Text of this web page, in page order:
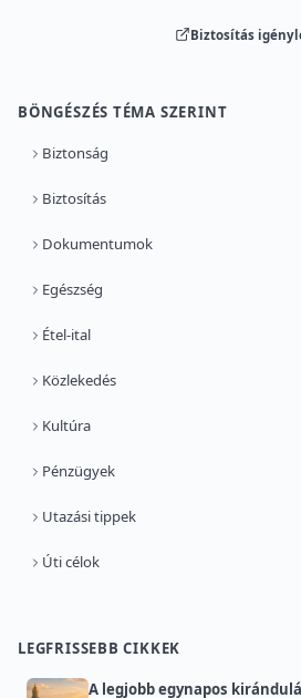
Biztosítás
BÖNGÉSZÉS TÉMA SZERINT
Biztonság
Biztosítás
Dokumentumok
Egészség
Étel-ital
Közlekedés
Kultúra
Pénzügyek
Utazási tippek
Úti célok
LEGFRISSEBB CIKKEK
A legjobb egynapos